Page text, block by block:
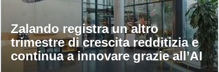
Zalando registra un altro
trimestre di crescita redditizia e
continua a innovare grazie all’AI